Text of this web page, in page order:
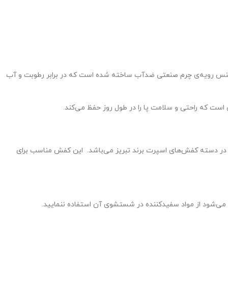
برتر و جذاب فروشگاه کفش ایران‌اسکارپا می‌باشد. این کفش 100% تولید تبریز است و با جنس رویه‌ی چرم صنعتی ضدآب ساخته شده است که در برابر رطوبت و آب
که راحتی و سلامت پا را در طول روز حفظ می‌کند.
دسته کفش‌های اسپرت برند تبریز می‌باشد. این کفش مناسب برای
می‌شود از مواد سفیدکننده در شستشوی آن استفاده ننمایید.